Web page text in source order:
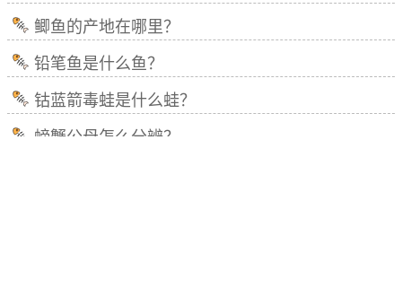
鲫鱼的产地在哪里？
铅笔鱼是什么鱼？
钴蓝箭毒蛙是什么蛙？
螃蟹公母怎么分辨？